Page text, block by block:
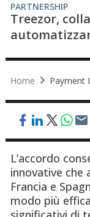
PARTNERSHIP
Treezor,
Home Payment
L’accordo
innovative che
Francia e
modo più